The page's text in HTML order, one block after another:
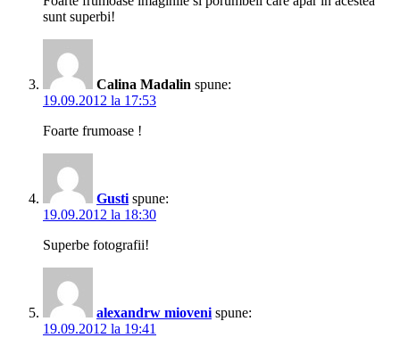
sunt superbi!
Calina Madalin spune:
19.09.2012 la 17:53
Foarte frumoase !
Gusti spune:
19.09.2012 la 18:30
Superbe fotografii!
alexandrw mioveni spune:
19.09.2012 la 19:41